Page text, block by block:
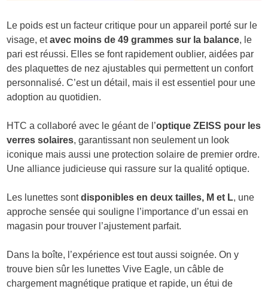
Le poids est un facteur critique pour un appareil porté sur le
visage, etavec moins de 49 grammes sur la balance, le
pari est réussi. Elles se font rapidement oublier, aidées par
des plaquettes de nez ajustables qui permettent un confort
personnalisé. C’est un détail, mais il est essentiel pour une
adoption au quotidien.
HTC a collaboré avec le géant de l’optique ZEISS pour les
verres solaires, garantissant non seulement un look
iconique mais aussi une protection solaire de premier ordre.
Une alliance judicieuse qui rassure sur la qualité optique.
Les lunettes sontdisponibles en deux tailles, M et L, une
approche sensée qui souligne l’importance d’un essai en
magasin pour trouver l’ajustement parfait.
Dans la boîte, l’expérience est tout aussi soignée. On y
trouve bien sûr les lunettes Vive Eagle, un câble de
chargement magnétique pratique et rapide, un étui de